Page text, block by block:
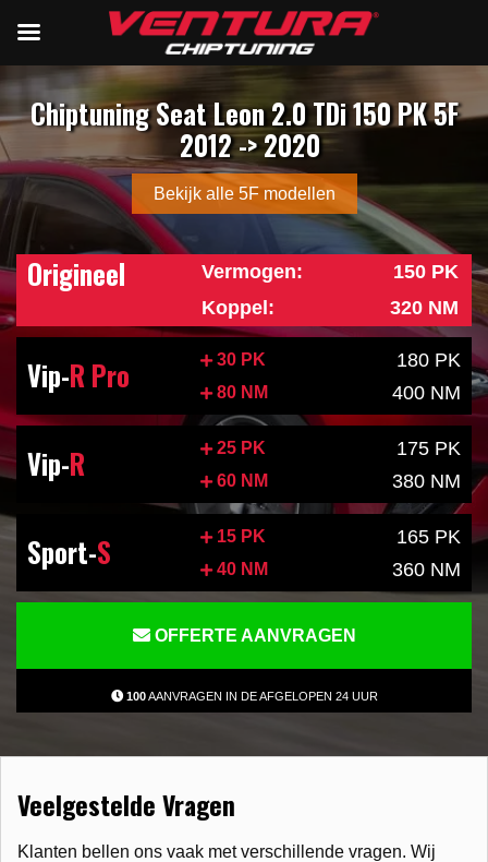
Chiptuning Seat Leon 2.0 TDi 150 PK 5F
2012 -> 2020
Bekijk alle 5F modellen
Origineel Vermogen:
150 PK
Koppel:
320 NM
Vip-R Pro 30 PK 180 PK
80 NM 400 NM
Vip-R 25 PK 175 PK
60 NM 380 NM
Sport-S 15 PK 165 PK
40 NM 360 NM
OFFERTE AANVRAGEN
100AANVRAGEN IN DE AFGELOPEN 24 UUR
Veelgestelde Vragen
Klanten bellen ons vaak met verschillende vragen. Wij